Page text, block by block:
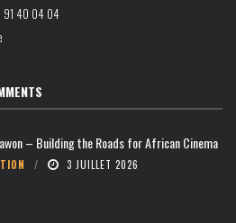
91 40 04 04
– Building the Roads for African Cinema
3 JUILLET 2026